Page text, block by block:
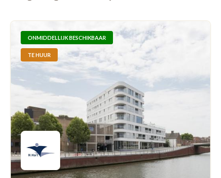
ONMIDDELLIJK BESCHIKBAAR
TE HUUR